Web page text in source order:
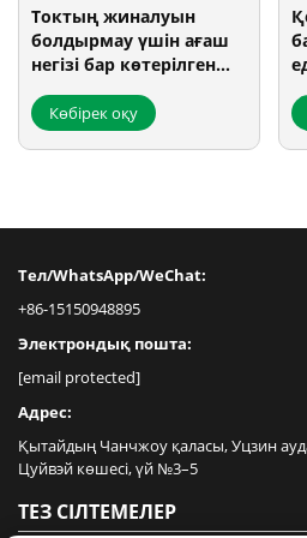
Токтың жиналуын
болдырмау үшін ағаш
негізі бар көтерілген
Көбірек оқу
Тел/WhatsApp/WeChat:
+86-15150948895
Электрондық пошта:
[email protected]
Адрес:
Қытайдың Чанчжоу қаласы, Уцзин
Цуйвэй көшесі, үй №3–5
ТЕЗ СІЛТЕМЕЛЕР